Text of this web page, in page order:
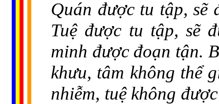
Quán được tu tập,
Tuệ được tu tập, sẽ
minh được đoạn tận.
khưu, tâm không thể
nhiễm, tuệ không